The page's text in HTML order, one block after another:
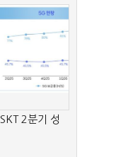
2분기 성